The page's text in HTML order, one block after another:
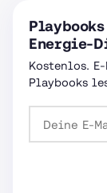
Energie-
Kostenlos.
Playbooks